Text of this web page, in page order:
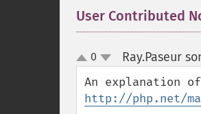
User Contributed
up
down
0 Ray.Paseur
http://php.net/